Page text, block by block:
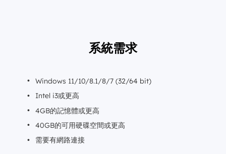
系統需求
Windows 11/10/8.1/8/7 (32/64 bit)
Intel i3或更高
4GB的記憶體或更高
40GB的可用硬碟空間或更高
需要有網路連接